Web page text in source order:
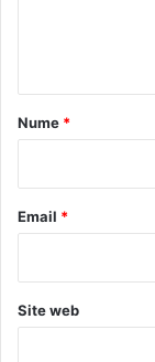
r
*
Nume *
Email *
Site web